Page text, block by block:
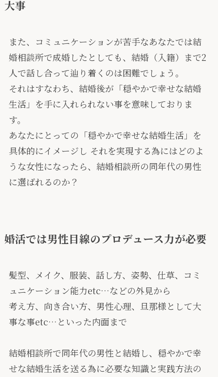
大事
また、コミュニケーションが苦手なあなたでは結
婚相談所で成婚したとしても、結婚（入籍）まで2
人で話し合って辿り着くのは困難でしょう。
それはすなわち、結婚後が「穏やかで幸せな結婚
生活」を手に入れられない事を意味しておりま
す。
あなたにとっての「穏やかで幸せな結婚生活」を
具体的にイメージし それを実現する為にはどのよ
うな女性になったら、結婚相談所の同年代の男性
に選ばれるのか？
婚活では男性目線のプロデュース力が必要
髪型、メイク、服装、話し方、姿勢、仕草、コミ
ュニケーション能力etc…などの外見から
考え方、向き合い方、男性心理、旦那様として大
事な事etc…といった内面まで
結婚相談所で同年代の男性と結婚し、穏やかで幸
せな結婚生活を送る為に必要な知識と実践方法の